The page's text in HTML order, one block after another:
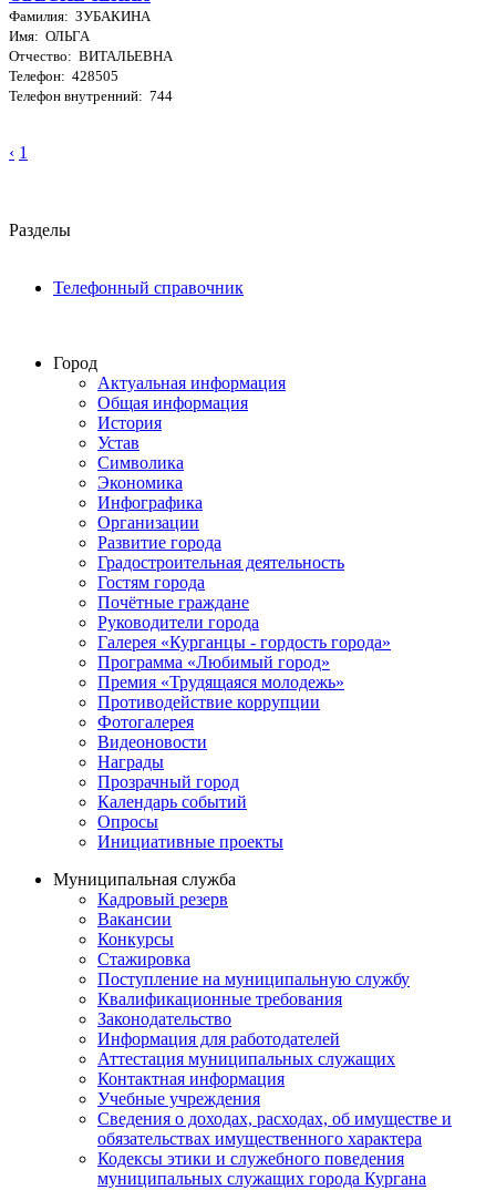
Фамилия: ЗУБАКИНА
Имя: ОЛЬГА
Отчество: ВИТАЛЬЕВНА
Телефон: 428505
Телефон внутренний: 744
‹ 1
Разделы
Телефонный справочник
Город
Актуальная информация
Общая информация
История
Устав
Символика
Экономика
Инфографика
Организации
Развитие города
Градостроительная деятельность
Гостям города
Почётные граждане
Руководители города
Галерея «Курганцы - гордость города»
Программа «Любимый город»
Премия «Трудящаяся молодежь»
Противодействие коррупции
Фотогалерея
Видеоновости
Награды
Прозрачный город
Календарь событий
Опросы
Инициативные проекты
Муниципальная служба
Кадровый резерв
Вакансии
Конкурсы
Стажировка
Поступление на муниципальную службу
Квалификационные требования
Законодательство
Информация для работодателей
Аттестация муниципальных служащих
Контактная информация
Учебные учреждения
Сведения о доходах, расходах, об имуществе и
обязательствах имущественного характера
Кодексы этики и служебного поведения
муниципальных служащих города Кургана